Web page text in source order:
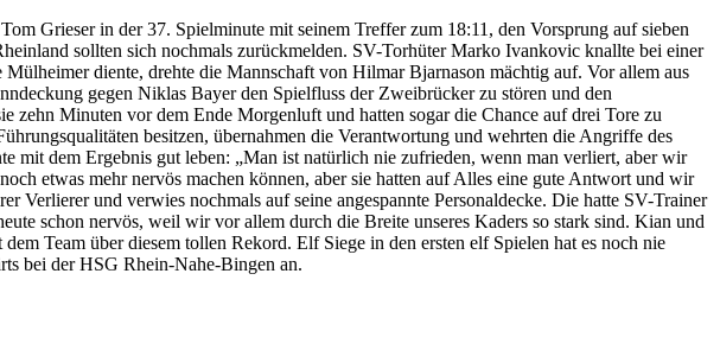
Grieser in der 37. Spielminute mit seinem Treffer zum 18:11, den Vorsprung auf sieben
sollten sich nochmals zurückmelden. SV-Torhüter Marko Ivankovic knallte bei einer
diente, drehte die Mannschaft von Hilmar Bjarnason mächtig auf. Vor allem aus
gegen Niklas Bayer den Spielfluss der Zweibrücker zu stören und den
zehn Minuten vor dem Ende Morgenluft und hatten sogar die Chance auf drei Tore zu
besitzen, übernahmen die Verantwortung und wehrten die Angriffe des
mit dem Ergebnis gut leben: „Man ist natürlich nie zufrieden, wenn man verliert, aber wir
etwas mehr nervös machen können, aber sie hatten auf Alles eine gute Antwort und wir
Verlierer und verwies nochmals auf seine angespannte Personaldecke. Die hatte SV-Trainer
schon nervös, weil wir vor allem durch die Breite unseres Kaders so stark sind. Kian und
Team über diesem tollen Rekord. Elf Siege in den ersten elf Spielen hat es noch nie
bei der HSG Rhein-Nahe-Bingen an.